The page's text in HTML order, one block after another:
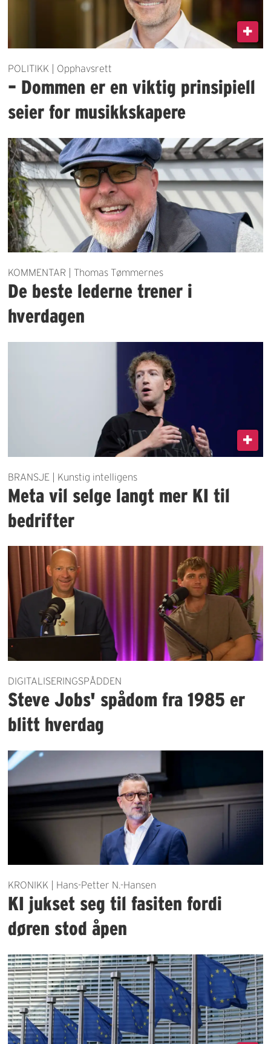
POLITIKK | Opphavsrett
– Dommen er en viktig prinsipiell
seier for musikkskapere
KOMMENTAR | Thomas Tømmernes
De beste lederne trener i
hverdagen
BRANSJE | Kunstig intelligens
Meta vil selge langt mer KI til
bedrifter
DIGITALISERINGSPÅDDEN
Steve Jobs' spådom fra 1985 er
blitt hverdag
KRONIKK | Hans-Petter N.-Hansen
KI jukset seg til fasiten fordi
døren stod åpen